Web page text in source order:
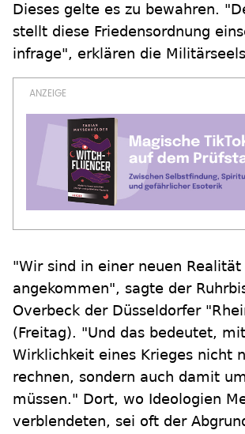
Dieses gelte es zu bewahren.
stellt diese Friedensordnung
infrage", erklären die
"Wir sind in einer neuen Realität
angekommen", sagte der
Overbeck der Düsseldorfer
(Freitag). "Und das bedeutet,
Wirklichkeit eines Krieges nicht
rechnen, sondern auch damit
müssen." Dort, wo Ideologien
verblendeten, sei oft der